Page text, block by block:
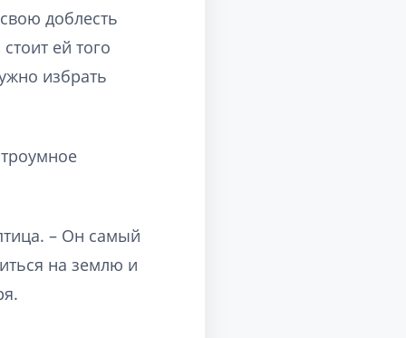
доблесть
ей того
избрать
– Он самый
на землю и